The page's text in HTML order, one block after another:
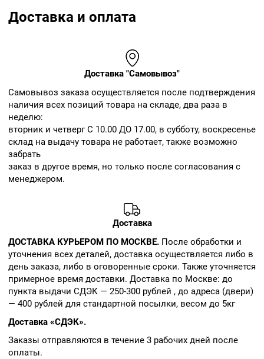
Доставка и оплата
Доставка "Самовывоз"
Cамовывоз заказа осуществляется после подтверждения
наличия всех позиций товара на складе, два раза в
неделю:
вторник и четверг С 10.00 ДО 17.00, в субботу, воскресенье
склад на выдачу товара не работает, также возможно
забрать
заказ в другое время, но только после согласования с
менеджером.
Доставка
ДОСТАВКА КУРЬЕРОМ ПО МОСКВЕ. После обработки и
уточнения всех деталей, доставка осуществляется либо в
день заказа, либо в оговоренные сроки. Также уточняется
примерное время доставки. Доставка по Москве: до
пункта выдачи СДЭК — 250-300 рублей , до адреса (двери)
— 400 рублей для стандартной посылки, весом до 5кг
Доставка «СДЭК».
Заказы отправляются в течение 3 рабочих дней после
оплаты.